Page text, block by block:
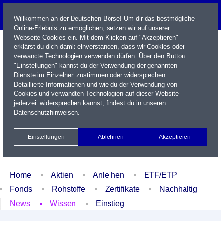
Name / WKN / ISIN / Kürzel
Xetra Realtime
Watchlist Portfolio Login
Home Aktien Anleihen
ETF/ETP
Fonds
Rohstoffe Zertifikate
Nachhaltig
News
Wissen Einstieg
Willkommen an der Deutschen Börse! Um dir das bestmögliche
Online-Erlebnis zu ermöglichen, setzen wir auf unserer
Webseite Cookies ein. Mit dem Klicken auf "Akzeptieren"
erklärst du dich damit einverstanden, dass wir Cookies oder
verwandte Technologien verwenden dürfen. Über den Button
"Einstellungen" kannst du der Verwendung der genannten
Dienste im Einzelnen zustimmen oder widersprechen.
Detaillierte Informationen und wie du der Verwendung von
Cookies und verwandten Technologien auf dieser Website
jederzeit widersprechen kannst, findest du in unseren
Datenschutzhinweisen.
Einstellungen Ablehnen Akzeptieren